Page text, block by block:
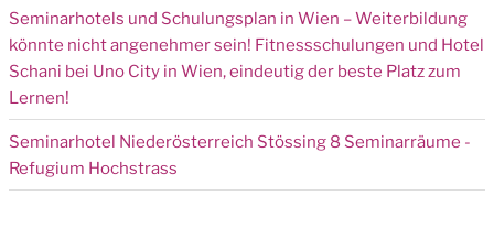
Seminarhotels und Schulungsplan in Wien – Weiterbildung
könnte nicht angenehmer sein! Fitnessschulungen und Hotel
Schani bei Uno City in Wien, eindeutig der beste Platz zum
Lernen!
Seminarhotel Niederösterreich Stössing 8 Seminarräume -
Refugium Hochstrass